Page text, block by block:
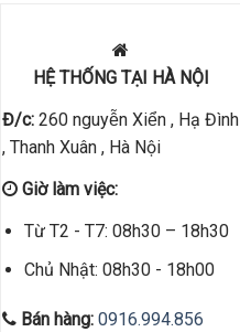
HỆ THỐNG TẠI HÀ NỘI
Đ/c:260 nguyễn Xiển , Hạ Đình
, Thanh Xuân , Hà Nội
Giờ làm việc:
Từ T2 - T7: 08h30 – 18h30
Chủ Nhật: 08h30 - 18h00
Bán hàng: 0916.994.856